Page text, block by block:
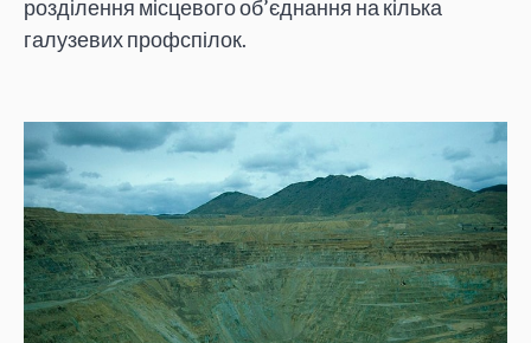
розділення місцевого об’єднання на кілька
галузевих профспілок.